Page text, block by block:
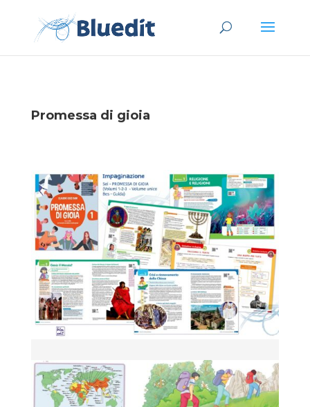
Promessa di gioia